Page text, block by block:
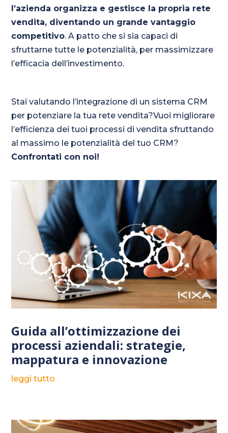
Guida all’ottimizzazione dei
processi aziendali: strategie,
mappatura e innovazione
leggi tutto
l’azienda organizza e gestisce la propria rete
vendita, diventando un grande vantaggio
competitivo. A patto che si sia capaci di
sfruttarne tutte le potenzialità, per massimizzare
l’efficacia dell’investimento.
Stai valutando l’integrazione di un sistema CRM
per potenziare la tua rete vendita?Vuoi migliorare
l’efficienza dei tuoi processi di vendita sfruttando
al massimo le potenzialità del tuo CRM?
Confrontati con noi!